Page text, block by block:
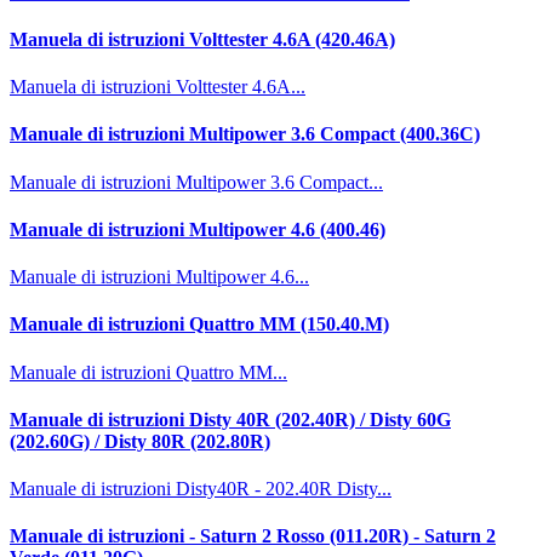
Manuela di istruzioni Volttester 4.6A (420.46A)
Manuela di istruzioni Volttester 4.6A...
Manuale di istruzioni Multipower 3.6 Compact (400.36C)
Manuale di istruzioni Multipower 3.6 Compact...
Manuale di istruzioni Multipower 4.6 (400.46)
Manuale di istruzioni Multipower 4.6...
Manuale di istruzioni Quattro MM (150.40.M)
Manuale di istruzioni Quattro MM...
Manuale di istruzioni Disty 40R (202.40R) / Disty 60G
(202.60G) / Disty 80R (202.80R)
Manuale di istruzioni Disty40R - 202.40R Disty...
Manuale di istruzioni - Saturn 2 Rosso (011.20R) - Saturn 2